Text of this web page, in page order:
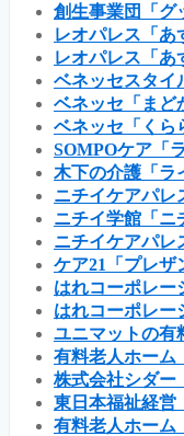
創生事業団「グ
レオパレス「あ
レオパレス「あ
ベネッセスタイ
ベネッセ「まど
ベネッセ「くら
SOMPOケア「
木下の介護「ラ
ニチイケアパレ
ニチイ学館「ニ
ニチイケアパレ
ケア21「プレザ
はれコーポレー
はれコーポレー
ユニマットの有
有料老人ホーム
株式会社シダー
東日本福祉経営
有料老人ホーム